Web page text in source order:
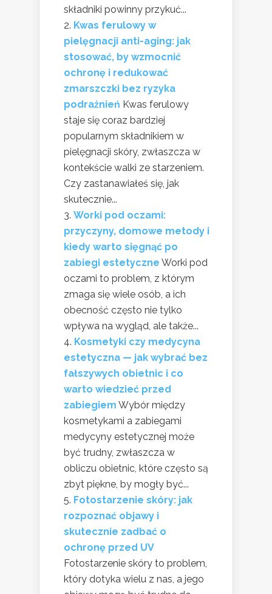
składniki powinny przykuć...
Kwas ferulowy w
pielęgnacji anti-aging: jak
stosować, by wzmocnić
ochronę i redukować
zmarszczki bez ryzyka
podrażnień Kwas ferulowy
staje się coraz bardziej
popularnym składnikiem w
pielęgnacji skóry, zwłaszcza w
kontekście walki ze starzeniem.
Czy zastanawiałeś się, jak
skutecznie...
Worki pod oczami:
przyczyny, domowe metody i
kiedy warto sięgnąć po
zabiegi estetyczne Worki pod
oczami to problem, z którym
zmaga się wiele osób, a ich
obecność często nie tylko
wpływa na wygląd, ale także...
Kosmetyki czy medycyna
estetyczna — jak wybrać bez
fałszywych obietnic i co
warto wiedzieć przed
zabiegiem Wybór między
kosmetykami a zabiegami
medycyny estetycznej może
być trudny, zwłaszcza w
obliczu obietnic, które często są
zbyt piękne, by mogły być...
Fotostarzenie skóry: jak
rozpoznać objawy i
skutecznie zadbać o
ochronę przed UV
Fotostarzenie skóry to problem,
który dotyka wielu z nas, a jego